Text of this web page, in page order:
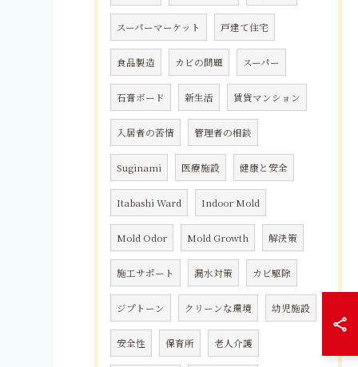
スーパーマーケット 戸建て住宅
食品製造 カビの問題 スーパー
石膏ボード 新生活 賃貸マンション
入居者の苦情 管理者の相談
Suginami 医療施設 健康と安全
Itabashi Ward Indoor Mold
Mold Odor Mold Growth 解決策
施工サポート 漏水対策 カビ駆除
ジプトーン クリーンな環境 幼児施設
安全性 保育所 老人介護